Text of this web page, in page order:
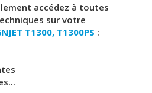
accédez à toutes
sur votre
T1300, T1300PS :